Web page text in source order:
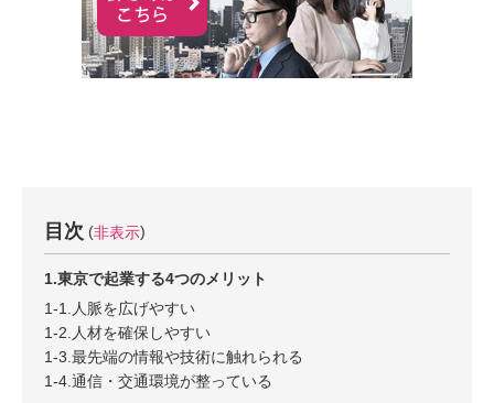
目次 非表示
1.東京で起業する4つのメリット
1-1.人脈を広げやすい
1-2.人材を確保しやすい
1-3.最先端の情報や技術に触れられる
1-4.通信・交通環境が整っている